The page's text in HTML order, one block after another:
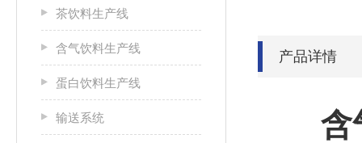
茶饮料生产线
含气饮料生产线
蛋白饮料生产线
输送系统
产品详情
含